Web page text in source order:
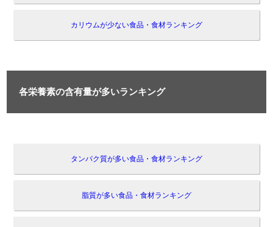
カリウムが少ない食品・食材ランキング
各栄養素の含有量が多いランキング
タンパク質が多い食品・食材ランキング
脂質が多い食品・食材ランキング